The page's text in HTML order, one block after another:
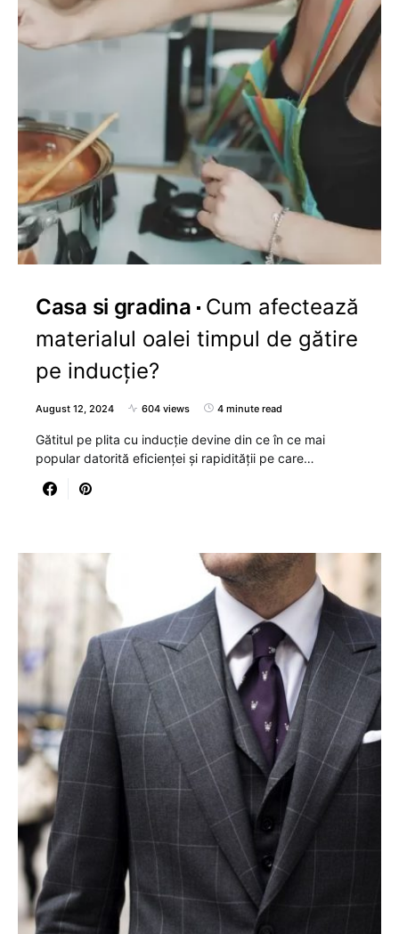
Casa si gradina
Cum afectează
materialul oalei timpul de gătire
pe inducție?
August 12, 2024 604 views 4 minute read
Gătitul pe plita cu inducție devine din ce în ce mai
popular datorită eficienței și rapidității pe care…